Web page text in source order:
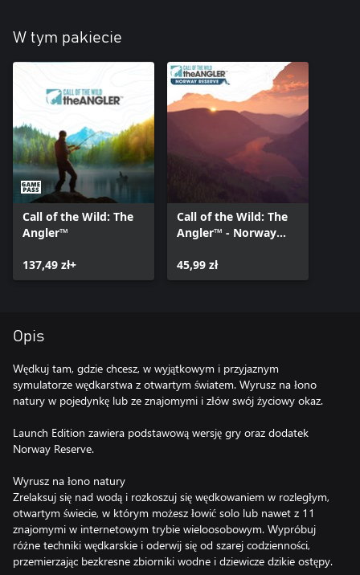
W tym pakiecie
Call of the Wild: The
Angler™
137,49 zł+
Call of the Wild: The
Angler™ - Norway
45,99 zł
Opis
Wędkuj tam, gdzie chcesz, w wyjątkowym i przyjaznym
symulatorze wędkarstwa z otwartym światem. Wyrusz na łono
natury w pojedynkę lub ze znajomymi i złów swój życiowy okaz.
Launch Edition zawiera podstawową wersję gry oraz dodatek
Norway Reserve.
Wyrusz na łono natury
Zrelaksuj się nad wodą i rozkoszuj się wędkowaniem w rozległym,
otwartym świecie, w którym możesz łowić solo lub nawet z 11
znajomymi w internetowym trybie wieloosobowym. Wypróbuj
różne techniki wędkarskie i oderwij się od szarej codzienności,
przemierzając bezkresne zbiorniki wodne i dziewicze dzikie ostępy.